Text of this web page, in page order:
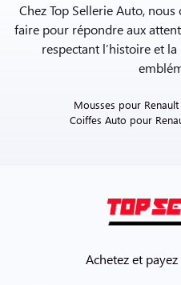
Chez Top Sellerie Auto,
faire pour répondre aux
respectant l’histoire et
Mousses pour
Coiffes Auto pour
Achetez et